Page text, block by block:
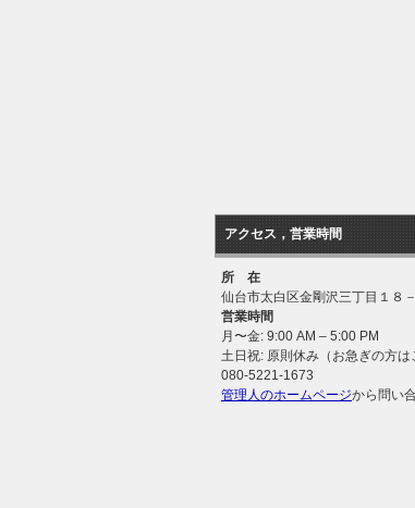
アクセス，営業時間
所 在
仙台市太白区金剛沢三丁目１８
営業時間
月〜金: 9:00 AM – 5:00 PM
土日祝: 原則休み（お急ぎの方は
080-5221-1673
管理人のホームページから問い